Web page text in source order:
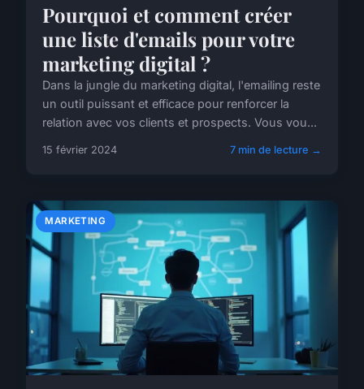
Pourquoi et comment créer
une liste d'emails pour votre
marketing digital ?
Dans la jungle du marketing digital, l'emailing reste
un outil puissant et efficace pour renforcer la
relation avec vos clients et prospects. Vous vou...
15 février 2024 7 min de lecture →
MARKETING